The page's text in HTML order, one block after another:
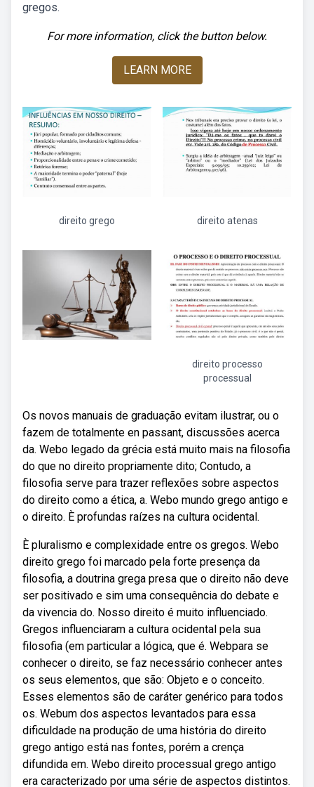
gregos.
For more information, click the button below.
LEARN MORE
direito grego direito atenas
direito processo
processual
Os novos manuais de graduação evitam ilustrar, ou o
fazem de totalmente en passant, discussões acerca
da. Webo legado da grécia está muito mais na filosofia
do que no direito propriamente dito; Contudo, a
filosofia serve para trazer reflexões sobre aspectos
do direito como a ética, a. Webo mundo grego antigo e
o direito. È profundas raízes na cultura ocidental.
È pluralismo e complexidade entre os gregos. Webo
direito grego foi marcado pela forte presença da
filosofia, a doutrina grega presa que o direito não deve
ser positivado e sim uma consequência do debate e
da vivencia do. Nosso direito é muito influenciado.
Gregos influenciaram a cultura ocidental pela sua
filosofia (em particular a lógica, que é. Webpara se
conhecer o direito, se faz necessário conhecer antes
os seus elementos, que são: Objeto e o conceito.
Esses elementos são de caráter genérico para todos
os. Webum dos aspectos levantados para essa
dificuldade na produção de uma história do direito
grego antigo está nas fontes, porém a crença
difundida em. Webo direito processual grego antigo
era caracterizado por uma série de aspectos distintos.